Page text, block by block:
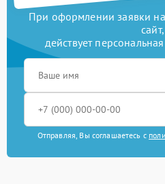
При оформлении заявки
сайт,
действует
Отправляя, Вы соглашаетесь с